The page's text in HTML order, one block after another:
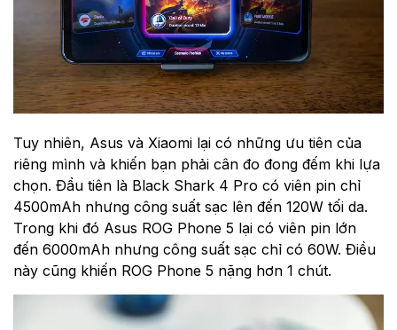
Tuy nhiên, Asus và Xiaomi lại có những ưu tiên của
riêng mình và khiến bạn phải cân đo đong đếm khi lựa
chọn. Đầu tiên là Black Shark 4 Pro có viên pin chỉ
4500mAh nhưng công suất sạc lên đến 120W tối da.
Trong khi đó Asus ROG Phone 5 lại có viên pin lớn
đến 6000mAh nhưng công suất sạc chỉ có 60W. Điều
này cũng khiến ROG Phone 5 nặng hơn 1 chút.